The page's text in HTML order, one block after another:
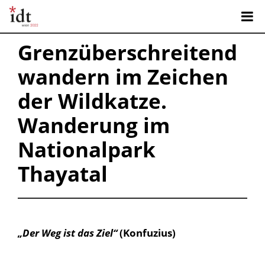
Grenzüberschreitend
wandern im Zeichen
der Wildkatze.
Wanderung im
Nationalpark
Thayatal
„Der Weg ist das Ziel“(Konfuzius)